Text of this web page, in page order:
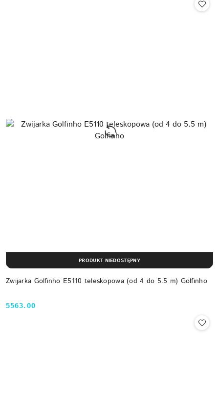
Zwijarka Golfinho E5110 teleskopowa (od 4 do 5.5 m) Golfinho
Cena:
5563.00
PRODUKT NIEDOSTĘPNY